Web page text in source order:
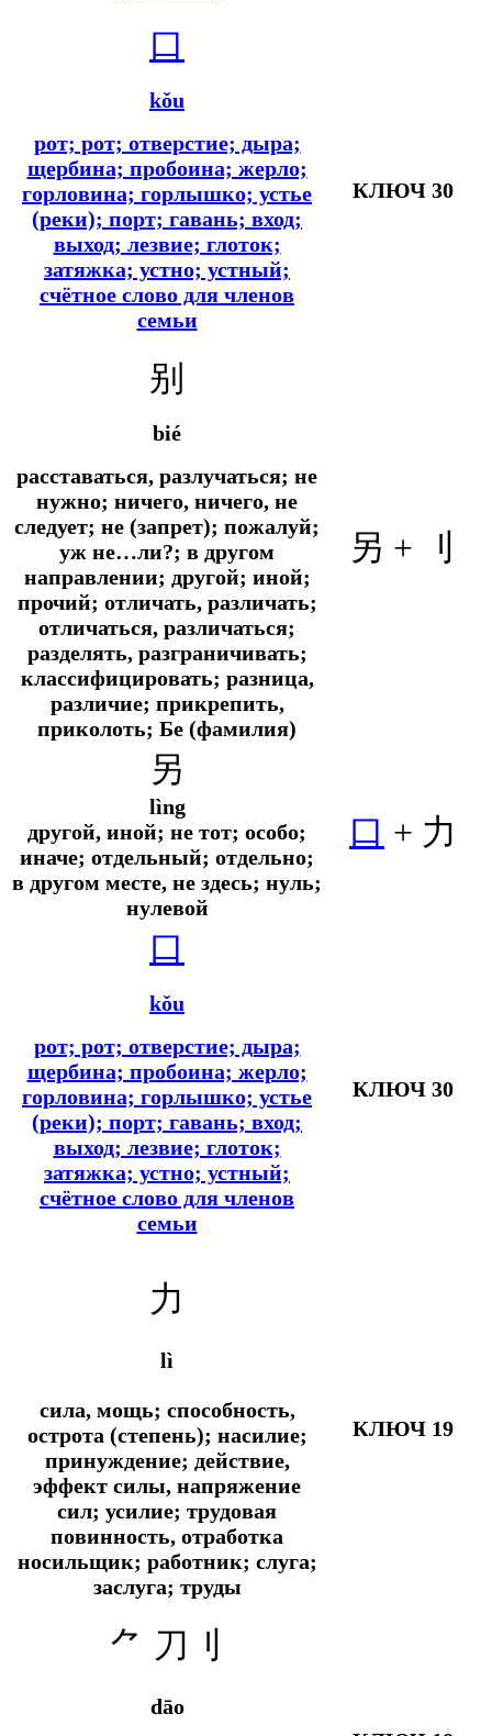
口
kǒu
рот; рот; отверстие; дыра;
щербина; пробоина; жерло;
горловина; горлышко; устье
(реки); порт; гавань; вход;
выход; лезвие; глоток;
затяжка; устно; устный;
счётное слово для членов
семьи
КЛЮЧ 30
别
bié
расставаться, разлучаться; не
нужно; ничего, ничего, не
следует; не (запрет); пожалуй;
уж не…ли?; в другом
направлении; другой; иной;
прочий; отличать, различать;
отличаться, различаться;
разделять, разграничивать;
классифицировать; разница,
различие; прикрепить,
приколоть; Бе (фамилия)
另 + 刂
另
lìng
другой, иной; не тот; особо;
иначе; отдельный; отдельно;
в другом месте, не здесь; нуль;
нулевой
口 + 力
口
kǒu
рот; рот; отверстие; дыра;
щербина; пробоина; жерло;
горловина; горлышко; устье
(реки); порт; гавань; вход;
выход; лезвие; глоток;
затяжка; устно; устный;
счётное слово для членов
семьи
КЛЮЧ 30
力
lì
сила, мощь; способность,
острота (степень); насилие;
принуждение; действие,
эффект силы, напряжение
сил; усилие; трудовая
повинность, отработка
носильщик; работник; слуга;
заслуга; труды
КЛЮЧ 19
⺈ 刀刂
dāo